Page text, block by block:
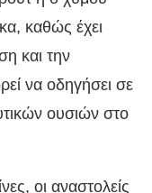
καθώς έχει
και την
να οδηγήσει σε
ουσιών στο
οι αναστολείς